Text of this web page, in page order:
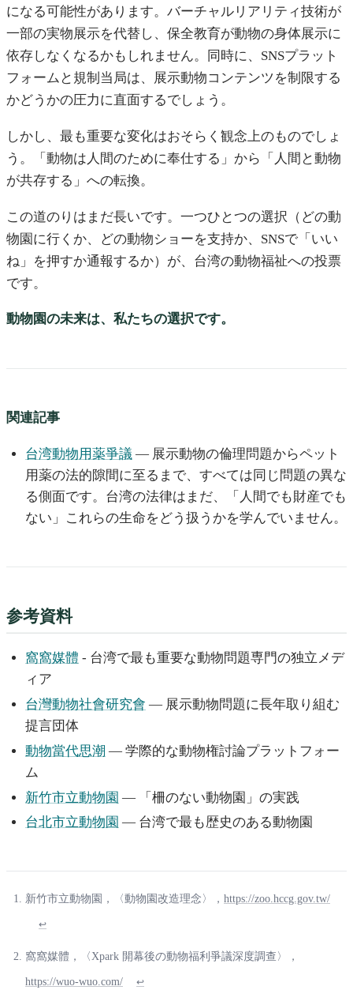
になる可能性があります。バーチャルリアリティ技術が
一部の実物展示を代替し、保全教育が動物の身体展示に
依存しなくなるかもしれません。同時に、SNSプラット
フォームと規制当局は、展示動物コンテンツを制限する
かどうかの圧力に直面するでしょう。
しかし、最も重要な変化はおそらく観念上のものでしょ
う。「動物は人間のために奉仕する」から「人間と動物
が共存する」への転換。
この道のりはまだ長いです。一つひとつの選択（どの動
物園に行くか、どの動物ショーを支持か、SNSで「いい
ね」を押すか通報するか）が、台湾の動物福祉への投票
です。
動物園の未来は、私たちの選択です。
関連記事
台湾動物用薬爭議 — 展示動物の倫理問題からペット
用薬の法的隙間に至るまで、すべては同じ問題の異な
る側面です。台湾の法律はまだ、「人間でも財産でも
ない」これらの生命をどう扱うかを学んでいません。
参考資料
窩窩媒體 - 台湾で最も重要な動物問題専門の独立メデ
ィア
台灣動物社會研究會 — 展示動物問題に長年取り組む
提言団体
動物當代思潮 — 学際的な動物権討論プラットフォー
ム
新竹市立動物園 — 「柵のない動物園」の実践
台北市立動物園 — 台湾で最も歴史のある動物園
新竹市立動物園，〈動物園改造理念〉， https://zoo.hccg.gov.tw/
↩
窩窩媒體，〈Xpark 開幕後の動物福利爭議深度調查〉，
https://wuo-wuo.com/ ↩